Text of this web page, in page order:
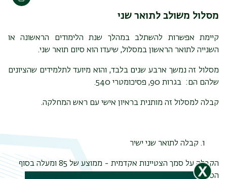
מסלול משולב לתואר שני
קיימת אפשרות להשתלב במהלך שנת הלימודים הראשונה או
השנייה לתואר הראשון במסלול, שיעדו הוא סיום תואר שני.
מסלול זה נמשך ארבע שנים בלבד, והוא מיועד לתלמידים שהציונים
שלהם הם: בגרות 90, פסיכומטרי 540.
קבלה למסלול זה מותנית בראיון אישי עם ראש המחלקה.
קבלה לתואר שני ישיר
הקבלה על סמך הצטיינות אקדמית - ממוצע של 85 ומעלה בסוף
הסמסטר הראשון של השנה השנייה